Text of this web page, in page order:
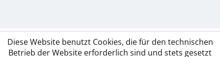
Diese Website benutzt Cookies, die für den technischen
Betrieb der Website erforderlich sind und stets gesetzt